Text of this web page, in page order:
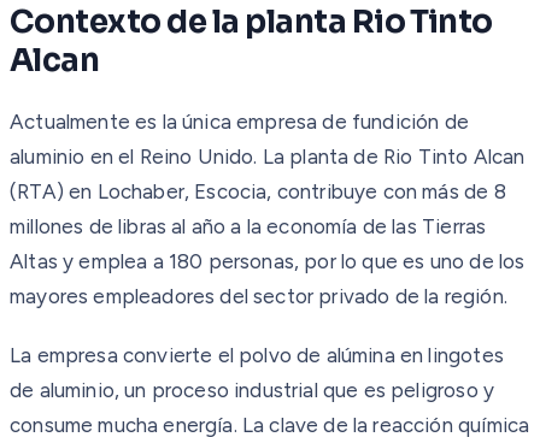
Contexto de la planta Rio Tinto
Alcan
Actualmente es la única empresa de fundición de
aluminio en el Reino Unido. La planta de Rio Tinto Alcan
(RTA) en Lochaber, Escocia, contribuye con más de 8
millones de libras al año a la economía de las Tierras
Altas y emplea a 180 personas, por lo que es uno de los
mayores empleadores del sector privado de la región.
La empresa convierte el polvo de alúmina en lingotes
de aluminio, un proceso industrial que es peligroso y
consume mucha energía. La clave de la reacción química